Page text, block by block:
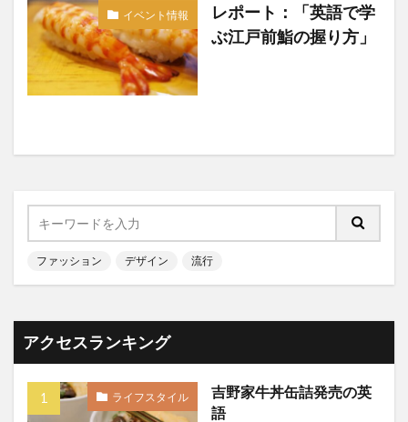
イベント情報
レポート：「英語で学
ぶ江戸前鮨の握り方」
ファッション デザイン 流行
アクセスランキング
ライフスタイル
吉野家牛丼缶詰発売の英
語